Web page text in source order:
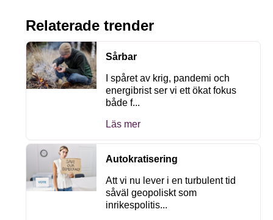
Relaterade trender
Sårbar
I spåret av krig, pandemi och
energibrist ser vi ett ökat fokus
både f...
Läs mer
Autokratisering
Att vi nu lever i en turbulent tid
såväl geopoliskt som
inrikespolitis...